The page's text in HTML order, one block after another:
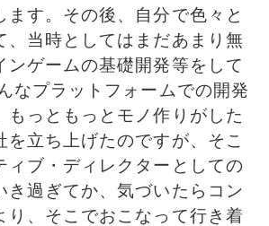
ます。その後、自分で色々と
、当時としてはまだあまり無
ンゲームの基礎開発等をして
なプラットフォームでの開発
もっともっとモノ作りがした
を立ち上げたのですが、そこ
ィブ・ディレクターとしての
き過ぎてか、気づいたらコン
り、そこでおこなって行き着